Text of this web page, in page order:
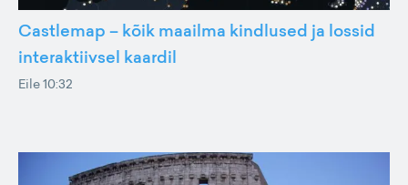
Castlemap – kõik maailma kindlused ja lossid
interaktiivsel kaardil
Eile 10:32